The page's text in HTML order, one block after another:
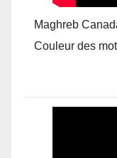
Maghreb
Couleur des